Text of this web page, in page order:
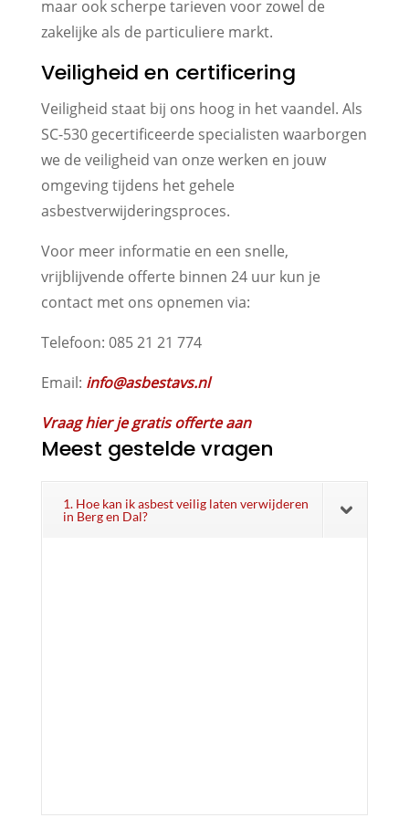
maar ook scherpe tarieven voor zowel de
zakelijke als de particuliere markt.
Veiligheid en certificering
Veiligheid staat bij ons hoog in het vaandel. Als
SC-530 gecertificeerde specialisten waarborgen
we de veiligheid van onze werken en jouw
omgeving tijdens het gehele
asbestverwijderingsproces.
Voor meer informatie en een snelle,
vrijblijvende offerte binnen 24 uur kun je
contact met ons opnemen via:
Telefoon: 085 21 21 774
Email: info@asbestavs.nl
Vraag hier je gratis offerte aan
Meest gestelde vragen
1. Hoe kan ik asbest veilig laten verwijderen
in Berg en Dal?